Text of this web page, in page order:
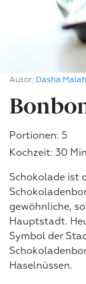
Autor: Dasha
Portionen: 5
Kochzeit: 30
Schokolade ist
gewöhnliche,
Hauptstadt.
Symbol der
Haselnüssen.